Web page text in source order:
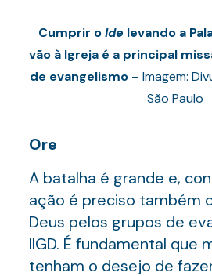
Cumprir oIde levando a
vão à Igreja é a principal
de evangelismo – Imagem:
São Paulo
Ore
A batalha é grande e,
ação é preciso também
Deus pelos grupos de
IIGD. É fundamental que
tenham o desejo de